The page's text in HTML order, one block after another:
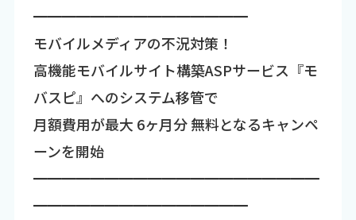
━━━━━━━━━━━━━━━
モバイルメディアの不況対策！
高機能モバイルサイト構築ASPサービス『モ
バスピ』へのシステム移管で
月額費用が最大 6ヶ月分 無料となるキャンペ
ーンを開始
━━━━━━━━━━━━━━━━━━━━
━━━━━━━━━━━━━━━